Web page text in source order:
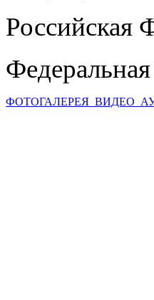
Российская
ФОТОГАЛЕРЕЯ ВИДЕО